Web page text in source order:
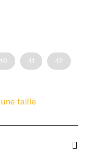
40 41 42
taille